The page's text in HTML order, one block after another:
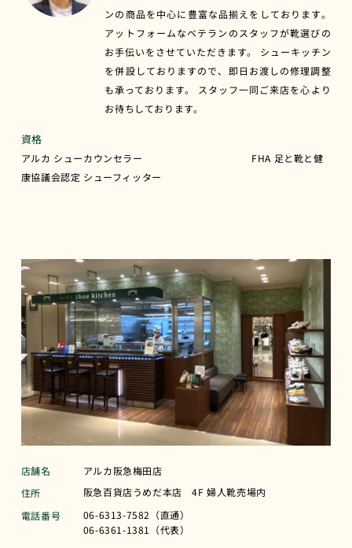
ンの商品を中心に豊富な品揃えをしております。
アットフォームなベテランのスタッフが靴選びの
お手伝いをさせていただきます。 シューキッチン
を併設しておりますので、即日お渡しの修理調整
も承っております。 スタッフ一同ご来店を心より
お待ちしております。
資格
アルカ シューカウンセラー FHA 足と靴と健
康協議会認定 シューフィッター
店舗名
アルカ阪急梅田店
住所
阪急百貨店うめだ本店 4F 婦人靴売場内
電話番号
06-6313-7582（直通）
06-6361-1381（代表）